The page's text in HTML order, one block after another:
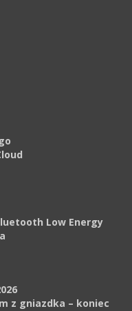
Low Energy
z gniazdka – koniec